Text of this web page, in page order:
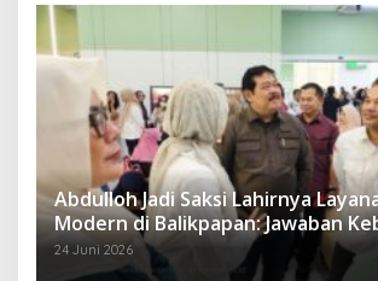
Abdulloh Jadi Saksi Lahirnya
Modern di Balikpapan: Jawaban
Rakyat
24 Juni 2026